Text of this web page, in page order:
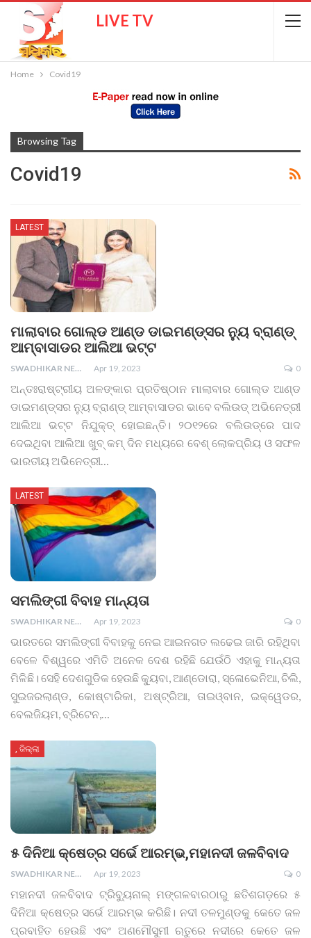
LIVE TV
Home Covid19
Browsing Tag
Covid19
LATEST
ମାଲାବାର ଗୋଲ୍ଡ ଆଣ୍ଡ ଡାଇମଣ୍ଡ୍ସର ନ୍ୟୁ ବ୍ରାଣ୍ଡ୍‌
ଆମ୍ବାସାଡର ଆଲିଆ ଭଟ୍ଟ
SWADHIKAR NEWS Apr 19, 2023 0
ଅନ୍ତଃରାଷ୍ଟ୍ରୀୟ ଅଳଙ୍କାର ପ୍ରତିଷ୍ଠାନ ମାଲାବାର ଗୋଲ୍ଡ ଆଣ୍ଡ
ଡାଇମଣ୍ଡ୍ସର ନ୍ୟୁ ବ୍ରାଣ୍ଡ୍‌ ଆମ୍ବାସାଡର ଭାବେ ବଲିଉଡ୍‌ ଅଭିନେତ୍ରୀ
ଆଲିଆ ଭଟ୍ଟ ନିଯୁକ୍ତ୍‌ ହୋଇଛନ୍ତି। ୨୦୧୨ରେ ବଲିଉଡ୍‌ରେ ପାଦ
ଦେଇଥିବା ଆଲିଆ ଖୁବ୍‌ କମ୍‌ ଦିନ ମଧ୍ୟରେ ବେଶ୍‌ ଲୋକପ୍ରିୟ ଓ ସଫଳ
ଭାରତୀୟ ଅଭିନେତ୍ରୀ…
LATEST
ସମଲିଙ୍ଗୀ ବିବାହ ମାନ୍ୟତା
SWADHIKAR NEWS Apr 19, 2023 0
ଭାରତରେ ସମଲିଙ୍ଗୀ ବିବାହକୁ ନେଇ ଆଇନଗତ ଲଢେଇ ଜାରି ରହିଥିବା
ବେଳେ ବିଶ୍ୱରେ ଏମିତି ଅନେକ ଦେଶ ରହିଛି ଯେଉଁଠି ଏହାକୁ ମାନ୍ୟତା
ମିଳିଛି। ସେହି ଦେଶଗୁଡିକ ହେଉଛି କ୍ୟୁବା, ଆଣ୍ଡୋରା, ସ୍ଳୋଭେନିଆ, ଚିଲି,
ସୁଇଜରଲାଣ୍ଡ, କୋଷ୍ଟାରିକା, ଅଷ୍ଟ୍ରିଆ, ତାଇଓ୍ବାନ, ଇକ୍ୱେଡର,
ବେଲଜିୟମ, ବ୍ରିଟେନ,
, ଜିଲ୍ଲା
୫ ଦିନିଆ କ୍ଷେତ୍ର ସର୍ଭେ ଆରମ୍ଭ,ମହାନଦୀ ଜଳବିବାଦ
SWADHIKAR NEWS Apr 19, 2023 0
ମହାନଦୀ ଜଳବିବାଦ ଟ୍ରିବ୍ୟୁନାଲ୍‌ ମଙ୍ଗଳବାରଠାରୁ ଛତିଶଗଡ଼ରେ ୫
ଦିନିଆ କ୍ଷେତ୍ର ସର୍ଭେ ଆରମ୍ଭ କରିଛି। ନଦୀ ତଳମୁଣ୍ଡକୁ କେତେ ଜଳ
ପ୍ରବାହିତ ହେଉଛି ଏବଂ ଅଣମୌସୁମୀ ଋତୁରେ ନଦୀରେ କେତେ ଜଳ